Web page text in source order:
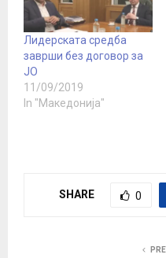
Лидерската средба
заврши без договор за
ЈО
11/09/2019
In "Македонија"
SHARE 0